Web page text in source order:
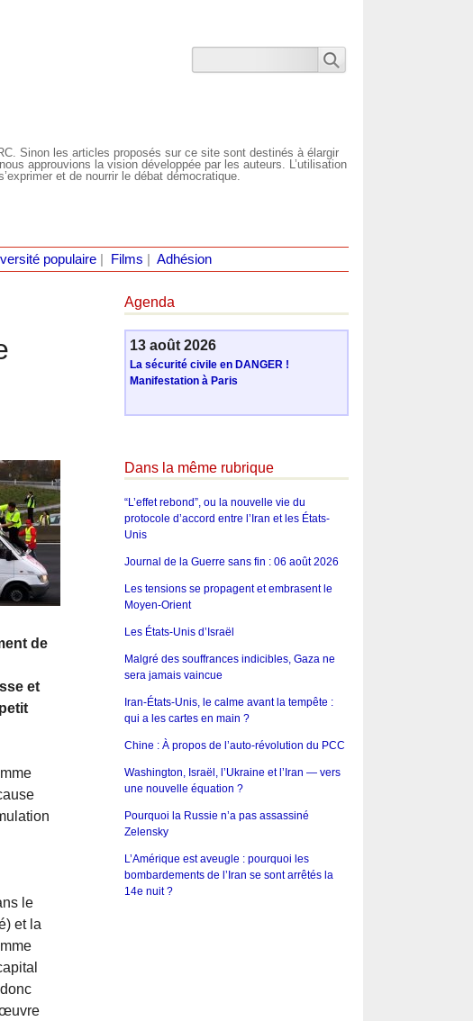
Sinon les articles proposés sur ce site sont destinés à élargir
approuvions la vision développée par les auteurs. L’utilisation
et de nourrir le débat démocratique.
populaire| Films Adhésion
de
et
le
et la
œuvre
Agenda
13 août 2026
La sécurité civile en DANGER !
Manifestation à Paris
Dans la même rubrique
“L’effet rebond”, ou la nouvelle vie du
protocole d’accord entre l’Iran et les États-
Unis
Journal de la Guerre sans fin : 06 août 2026
Les tensions se propagent et embrasent le
Moyen-Orient
Les États-Unis d’Israël
Malgré des souffrances indicibles, Gaza ne
sera jamais vaincue
Iran-États-Unis, le calme avant la tempête :
qui a les cartes en main ?
Chine : À propos de l’auto-révolution du PCC
Washington, Israël, l’Ukraine et l’Iran — vers
une nouvelle équation ?
Pourquoi la Russie n’a pas assassiné
Zelensky
L’Amérique est aveugle : pourquoi les
bombardements de l’Iran se sont arrêtés la
14e nuit ?